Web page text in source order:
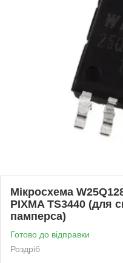
Мікросхема
PIXMA TS3440 (для
памперса)
Готово до відправки
Роздріб